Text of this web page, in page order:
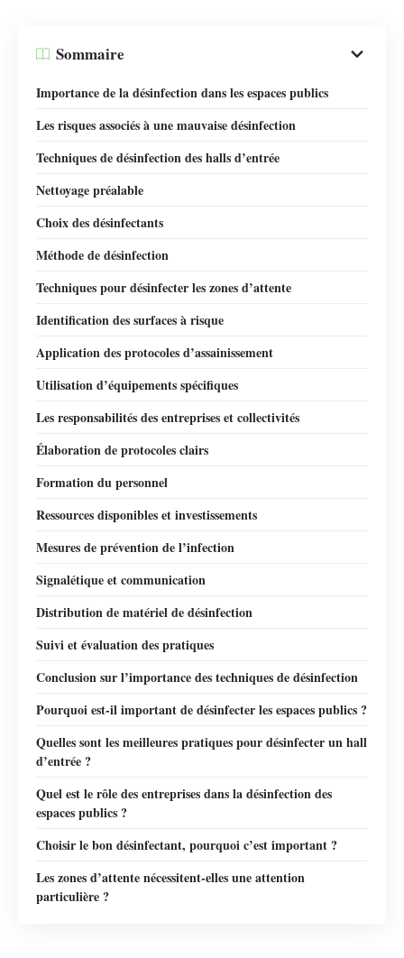
Sommaire
Importance de la désinfection dans les espaces publics
Les risques associés à une mauvaise désinfection
Techniques de désinfection des halls d’entrée
Nettoyage préalable
Choix des désinfectants
Méthode de désinfection
Techniques pour désinfecter les zones d’attente
Identification des surfaces à risque
Application des protocoles d’assainissement
Utilisation d’équipements spécifiques
Les responsabilités des entreprises et collectivités
Élaboration de protocoles clairs
Formation du personnel
Ressources disponibles et investissements
Mesures de prévention de l’infection
Signalétique et communication
Distribution de matériel de désinfection
Suivi et évaluation des pratiques
Conclusion sur l’importance des techniques de désinfection
Pourquoi est-il important de désinfecter les espaces publics ?
Quelles sont les meilleures pratiques pour désinfecter un hall
d’entrée ?
Quel est le rôle des entreprises dans la désinfection des
espaces publics ?
Choisir le bon désinfectant, pourquoi c’est important ?
Les zones d’attente nécessitent-elles une attention
particulière ?